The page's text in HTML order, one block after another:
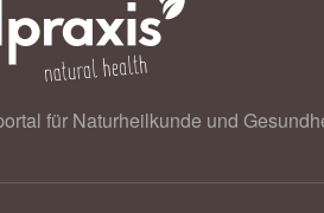
für Naturheilkunde und